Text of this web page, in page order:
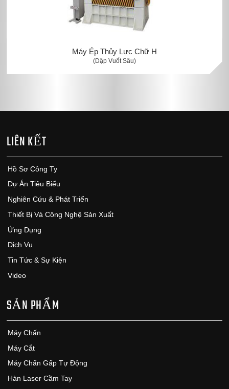
Máy Ép Thủy Lực Chữ H
(Dập Vuốt Sâu)
LIÊN KẾT
Hồ Sơ Công Ty
Dự Án Tiêu Biểu
Nghiên Cứu & Phát Triển
Thiết Bị Và Công Nghệ Sản Xuất
Ứng Dụng
Dịch Vụ
Tin Tức & Sự Kiện
Video
SẢN PHẨM
Máy Chấn
Máy Cắt
Máy Chấn Gấp Tự Động
Hàn Laser Cầm Tay